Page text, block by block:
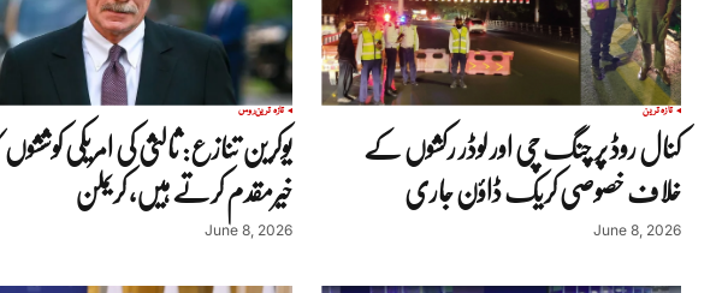
تازہ ترین
کنال روڈ پر چنگ چی اور لوڈر رکشوں کے
خلاف خصوصی کریک ڈاؤن جاری
June 8, 2026
تازہ ترینروس
یوکرین تنازع: ثالثی کی امریکی
خیرمقدم کرتے ہیں، کریملن
June 8, 2026